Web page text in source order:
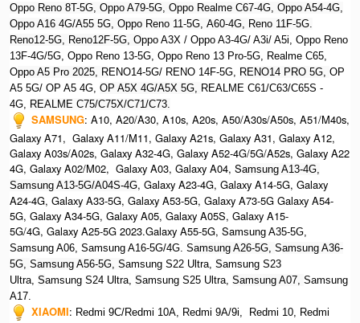
Oppo Reno 8T-5G, Oppo A79-5G, Oppo Realme C67-4G, Oppo A54-4G,
Oppo A16 4G/A55 5G, Oppo Reno 11-5G, A60-4G, Reno 11F-5G.
Reno12-5G, Reno12F-5G, Oppo A3X / Oppo A3-4G/ A3i/ A5i, Oppo Reno
13F-4G/5G, Oppo Reno 13-5G, Oppo Reno 13 Pro-5G, Realme C65,
Oppo A5 Pro 2025, RENO14-5G/ RENO 14F-5G, RENO14 PRO 5G, OP
A5 5G/ OP A5 4G, OP A5X 4G/A5X 5G,
REALME C61/C63/C65S -
4G,
REALME C75/C75X/C71/C73.
SAMSUNG: A10, A20/A30, A10s, A20s, A50/A30s/A50s, A51/M40s,
Galaxy A71, Galaxy A11/M11, Galaxy A21s, Galaxy A31, Galaxy A12,
Galaxy A03s/A02s, Galaxy A32-4G, Galaxy A52-4G/5G/A52s, Galaxy A22
4G, Galaxy A02/M02, Galaxy A03, Galaxy A04, Samsung A13-4G,
Samsung A13-5G/A04S-4G, Galaxy A23-4G, Galaxy A14-5G, Galaxy
A24-4G, Galaxy A33-5G, Galaxy A53-5G, Galaxy A73-5G Galaxy A54-
5G, Galaxy A34-5G, Galaxy A05, Galaxy A05S, Galaxy A15-
5G/4G, Galaxy A25-5G 2023.Galaxy A55-5G, Samsung A35-5G,
Samsung A06, Samsung A16-5G/4G. Samsung A26-5G, Samsung A36-
5G, Samsung A56-5G, Samsung S22 Ultra, Samsung S23
Ultra, Samsung S24 Ultra, Samsung S25 Ultra, Samsung A07, Samsung
A17.
XIAOMI: Redmi 9C/Redmi 10A, Redmi 9A/9i, Redmi 10, Redmi